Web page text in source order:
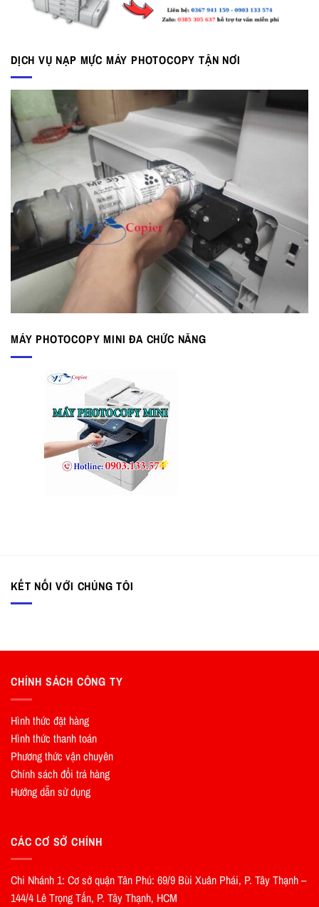
DỊCH VỤ NẠP MỰC MÁY PHOTOCOPY TẬN NƠI
MÁY PHOTOCOPY MINI ĐA CHỨC NĂNG
KẾT NỐI VỚI CHÚNG TÔI
CHÍNH SÁCH CÔNG TY
Hình thức đặt hàng
Hình thức thanh toán
Phương thức vận chuyên
Chính sách đổi trả hàng
Hướng dẫn sử dụng
CÁC CƠ SỞ CHÍNH
Chi Nhánh 1: Cơ sở quận Tân Phú: 69/9 Bùi Xuân Phái, P. Tây Thạnh –
144/4 Lê Trọng Tấn, P. Tây Thạnh, HCM